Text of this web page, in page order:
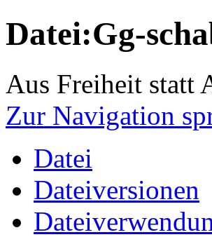
Datei:Gg-
Aus Freiheit statt
Zur Navigation
Datei
Dateiversionen